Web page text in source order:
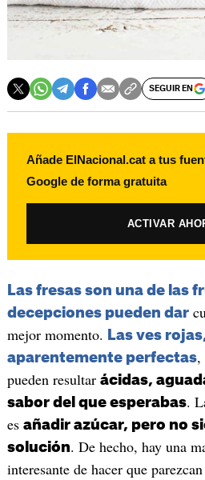
SEGUIR EN
Añade ElNacional.cat a tus
Google de forma gratuita
ACTIVAR
Las fresas son una de las
decepciones pueden dar
mejor momento.
Las ves
aparentemente perfectas,
pueden resultar ácidas,
sabor del que esperabas.
es añadir azúcar, pero no
solución. De hecho, hay una
interesante de hacer que